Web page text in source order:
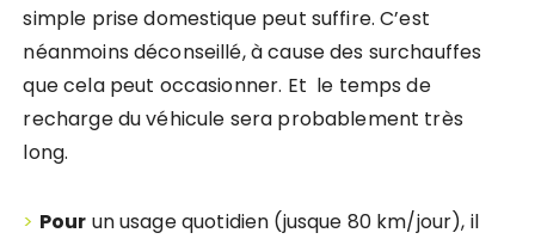
simple prise domestique peut suffire. C’est
néanmoins déconseillé, à cause des surchauffes
que cela peut occasionner. Et le temps de
recharge du véhicule sera probablement très
long.
> Pour un usage quotidien (jusque 80 km/jour), il